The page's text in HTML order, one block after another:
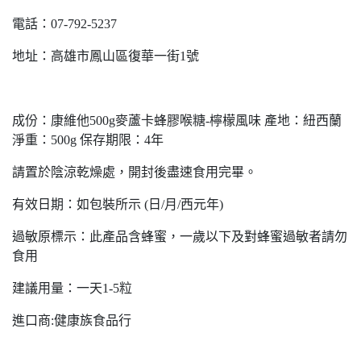
電話：07-792-5237
地址：高雄市鳳山區復華一街1號
成份：康維他500g麥蘆卡蜂膠喉糖-檸檬風味 產地：紐西蘭
淨重：500g 保存期限：4年
請置於陰涼乾燥處，開封後盡速食用完畢。
有效日期：如包裝所示 (日/月/西元年)
過敏原標示：此產品含蜂蜜，一歲以下及對蜂蜜過敏者請勿
食用
建議用量：一天1-5粒
進口商:健康族食品行